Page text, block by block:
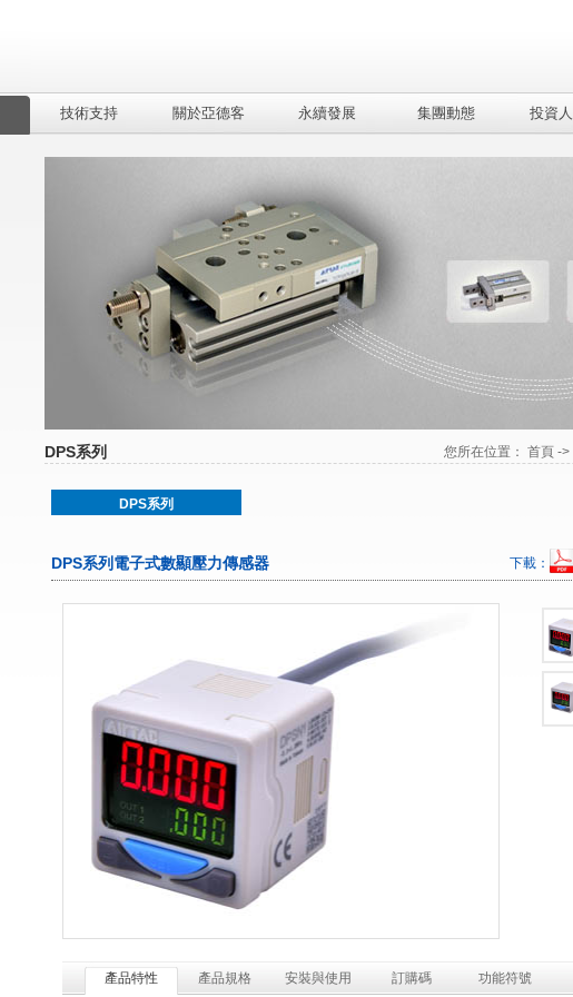
技術支持 關於亞德客 永續發展 集團動態 投資
DPS系列 您所在位置： 首頁-
DPS系列
DPS系列電子式數顯壓力傳感器 下載：
產品特性 產品規格 安裝與使用 訂購碼 功能符號